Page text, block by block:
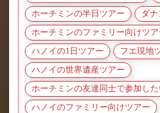
ホーチミンの半日ツアー ダ
ホーチミンのファミリー向けツア
ハノイの1日ツアー フエ現地
ハノイの世界遺産ツアー
ホーチミンの友達同士で参加し
ハノイのファミリー向けツアー